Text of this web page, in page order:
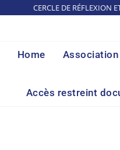
CERCLE DE RÉFLEXION
Home Association
Accès restreint